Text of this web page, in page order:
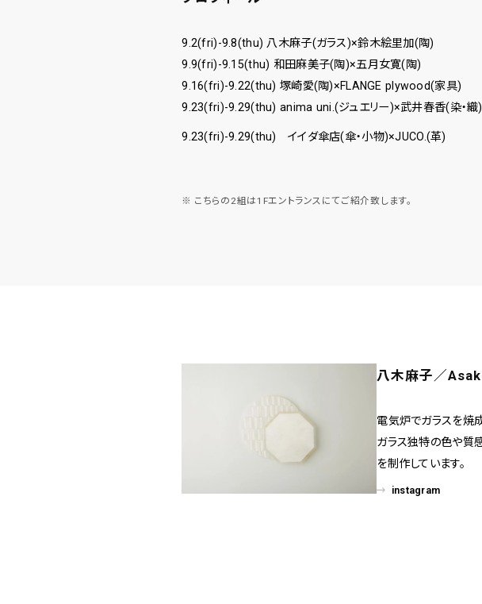
9.2(fri)-9.8(thu) 八木麻子(ガラス)×鈴木絵里加(陶)
9.9(fri)-9.15(thu) 和田麻美子(陶)×五月女寛(陶)
9.16(fri)-9.22(thu) 塚崎愛(陶)×FLANGE plywood(家具)
9.23(fri)-9.29(thu) anima uni.(ジュエリー)×武井春香(染・織)
9.23(fri)-9.29(thu) イイダ傘店(傘・小物)×JUCO.(革)
こちらの2組は1Fエントランスにてご紹介致します。
八木麻子／
電気炉でガラスを焼
ガラス独特の色や質
を制作しています。
instagram